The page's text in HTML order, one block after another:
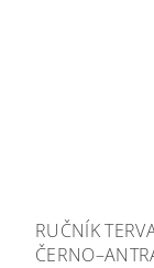
RUČNÍK